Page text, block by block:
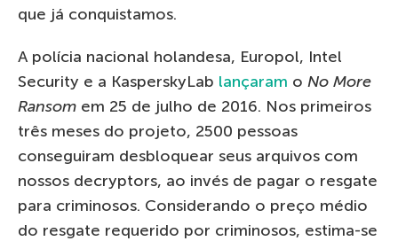
que já conquistamos.
A polícia nacional holandesa, Europol, Intel
Security e a KasperskyLab lançaram o No More
Ransom em 25 de julho de 2016. Nos primeiros
três meses do projeto, 2500 pessoas
conseguiram desbloquear seus arquivos com
nossos decryptors, ao invés de pagar o resgate
para criminosos. Considerando o preço médio
do resgate requerido por criminosos, estima-se